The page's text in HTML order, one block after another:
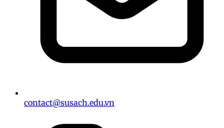
contact@susach.edu.vn